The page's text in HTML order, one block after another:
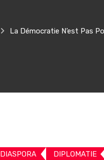
La Démocratie N’est Pas
DIASPORA DIPLOMATIE